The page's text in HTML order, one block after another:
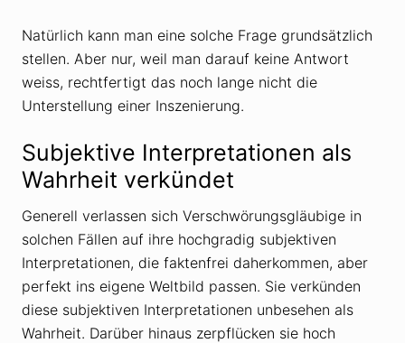
Natürlich kann man eine solche Frage grundsätzlich
stellen. Aber nur, weil man darauf keine Antwort
weiss, rechtfertigt das noch lange nicht die
Unterstellung einer Inszenierung.
Subjektive Interpretationen als
Wahrheit verkündet
Generell verlassen sich Verschwörungsgläubige in
solchen Fällen auf ihre hochgradig subjektiven
Interpretationen, die faktenfrei daherkommen, aber
perfekt ins eigene Weltbild passen. Sie verkünden
diese subjektiven Interpretationen unbesehen als
Wahrheit. Darüber hinaus zerpflücken sie hoch